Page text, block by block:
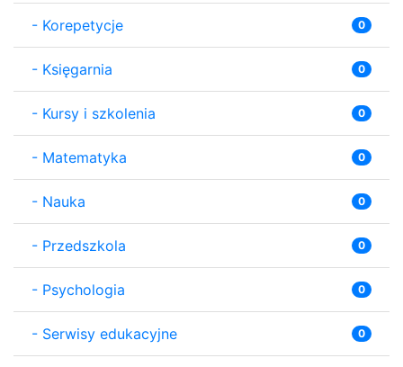
- Korepetycje 0
- Księgarnia 0
- Kursy i szkolenia 0
- Matematyka 0
- Nauka 0
- Przedszkola 0
- Psychologia 0
- Serwisy edukacyjne 0